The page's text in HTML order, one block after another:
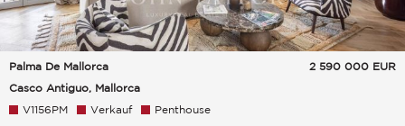
Palma De Mallorca
Casco Antiguo, Mallorca
2 590 000 EUR
V1156PM Verkauf Penthouse